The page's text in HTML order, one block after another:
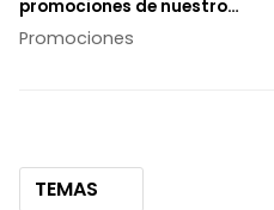
TEMAS
promociones de nuestro
salón de belleza en Vigo!
Promociones